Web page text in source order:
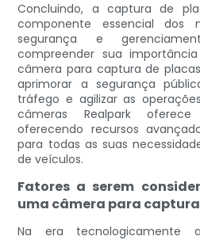
Concluindo, a captura de
componente essencial dos
segurança e
compreender sua
câmera para captura de
aprimorar a segurança
tráfego e agilizar as
câmeras Realpark
oferecendo recursos
para todas as suas
de veículos.
Fatores a serem
uma câmera para
Na era tecnologicamente